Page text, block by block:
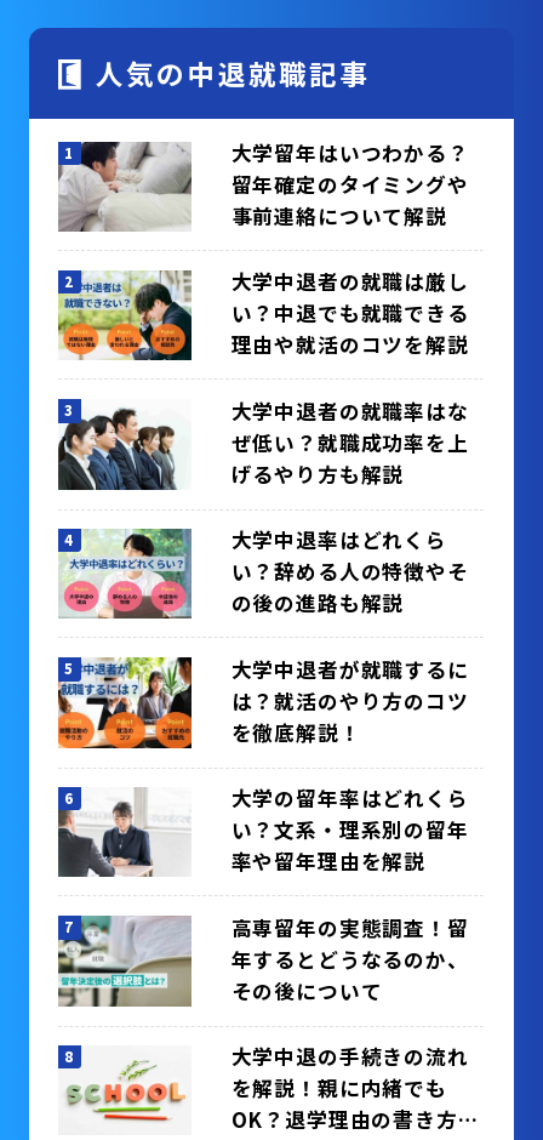
人気の中退就職記事
大学留年はいつわかる？
留年確定のタイミングや
事前連絡について解説
大学中退者の就職は厳し
い？中退でも就職できる
理由や就活のコツを解説
大学中退者の就職率はな
ぜ低い？就職成功率を上
げるやり方も解説
大学中退率はどれくら
い？辞める人の特徴やそ
の後の進路も解説
大学中退者が就職するに
は？就活のやり方のコツ
を徹底解説！
大学の留年率はどれくら
い？文系・理系別の留年
率や留年理由を解説
高専留年の実態調査！留
年するとどうなるのか、
その後について
大学中退の手続きの流れ
を解説！親に内緒でも
OK？退学理由の書き方